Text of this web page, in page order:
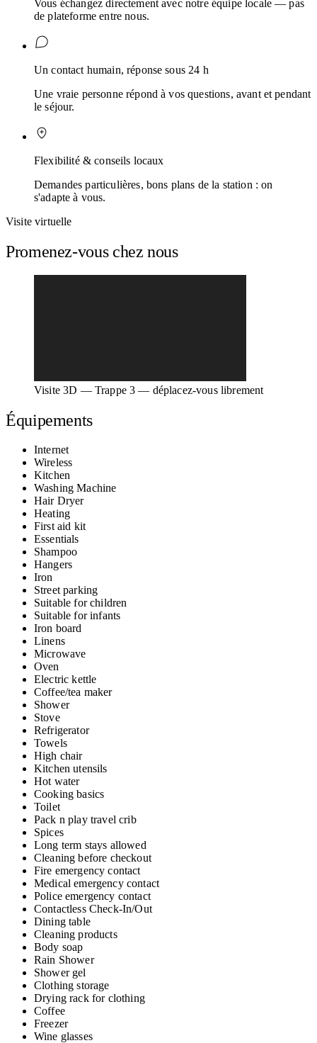
Vous échangez directement avec notre équipe locale — pas
de plateforme entre nous.
Un contact humain, réponse sous 24 h
Une vraie personne répond à vos questions, avant et pendant
le séjour.
Flexibilité & conseils locaux
Demandes particulières, bons plans de la station : on
s'adapte à vous.
Visite virtuelle
Promenez-vous chez nous
Visite 3D — Trappe 3 — déplacez-vous librement
Équipements
Internet
Wireless
Kitchen
Washing Machine
Hair Dryer
Heating
First aid kit
Essentials
Shampoo
Hangers
Iron
Street parking
Suitable for children
Suitable for infants
Iron board
Linens
Microwave
Oven
Electric kettle
Coffee/tea maker
Shower
Stove
Refrigerator
Towels
High chair
Kitchen utensils
Hot water
Cooking basics
Toilet
Pack n play travel crib
Spices
Long term stays allowed
Cleaning before checkout
Fire emergency contact
Medical emergency contact
Police emergency contact
Contactless Check-In/Out
Dining table
Cleaning products
Body soap
Rain Shower
Shower gel
Clothing storage
Drying rack for clothing
Coffee
Freezer
Wine glasses